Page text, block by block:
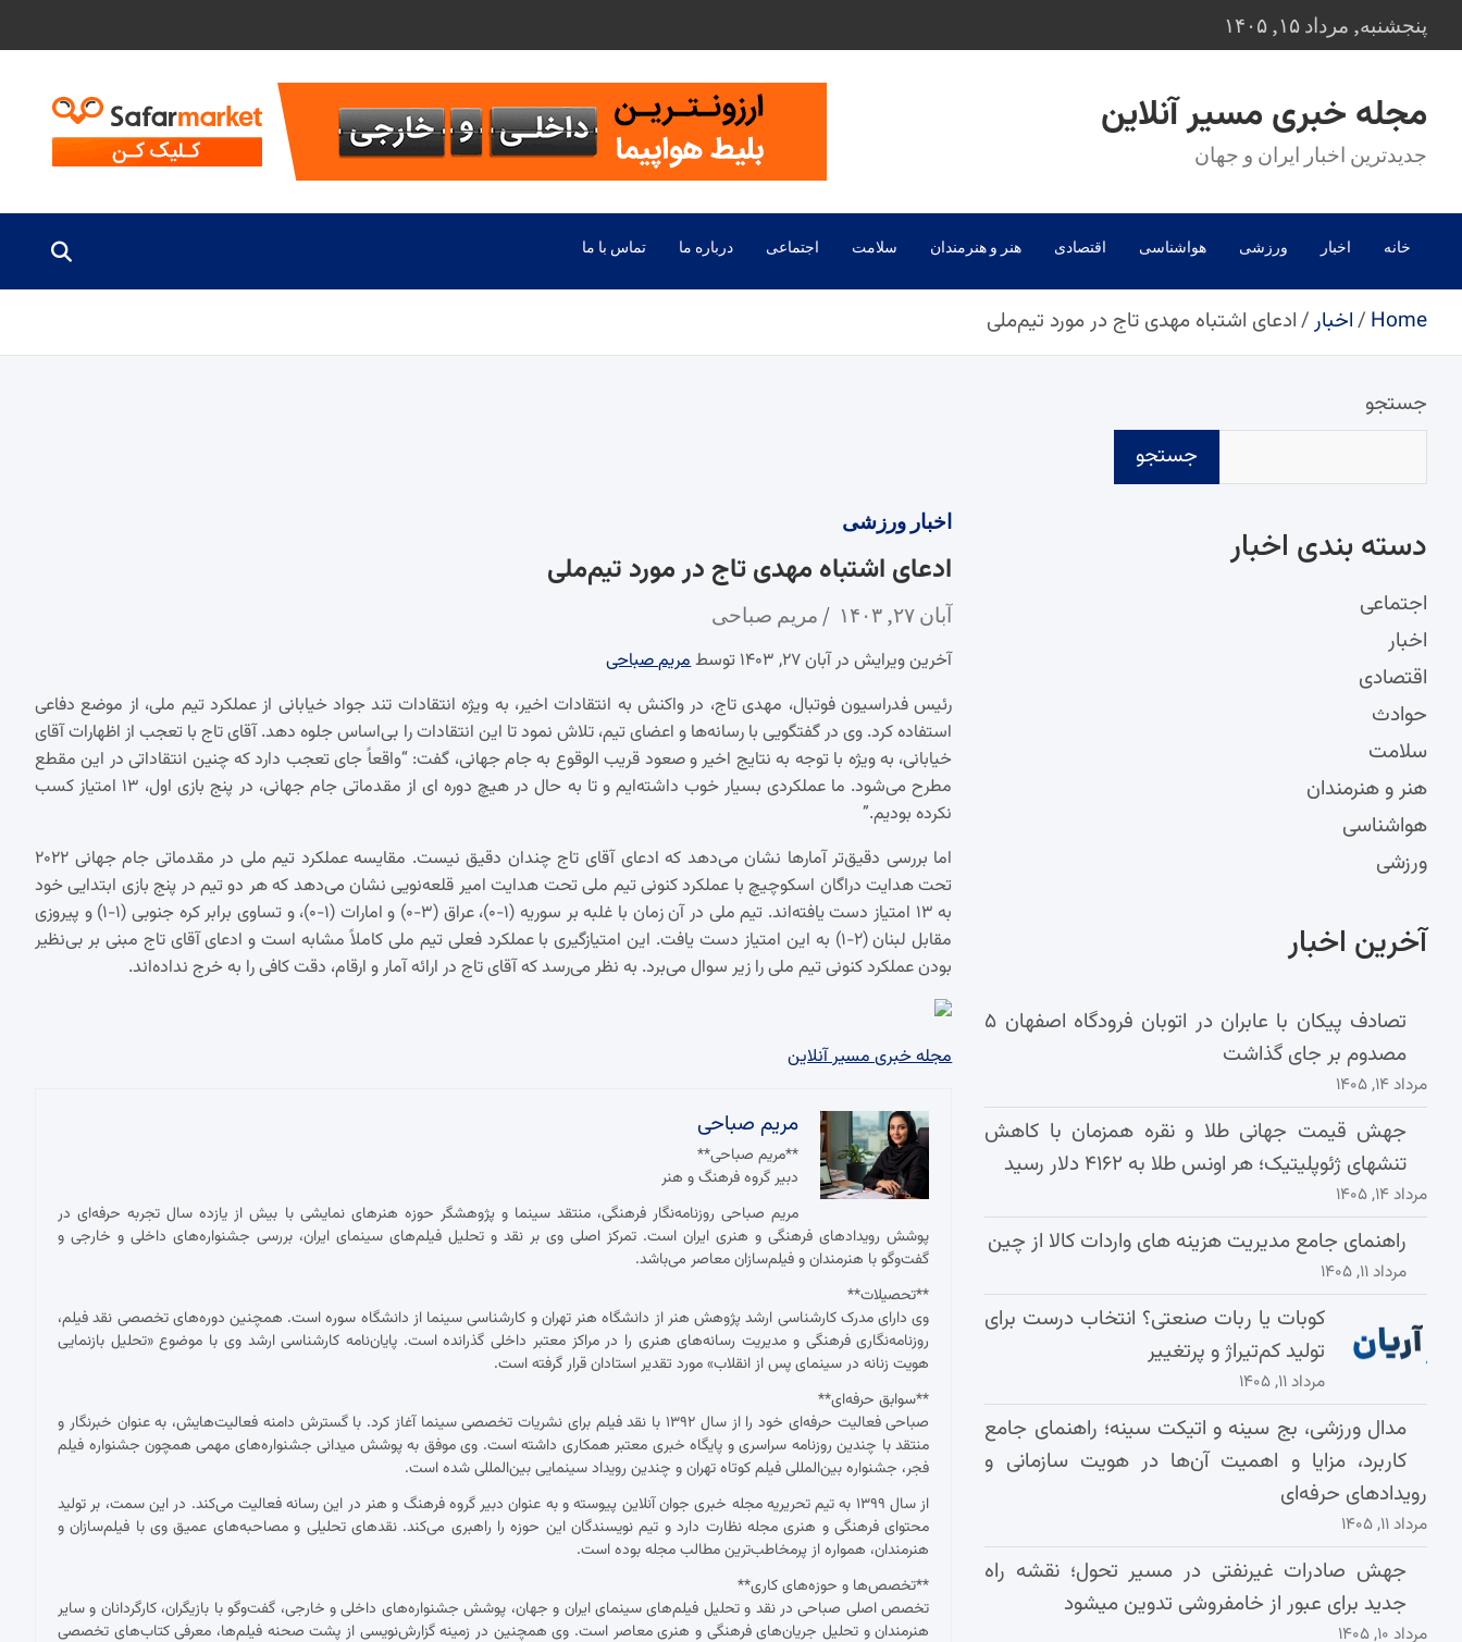
to
پنجشنبه, مرداد ۱۵, ۱۴۰۵
مجله خبری مسیر آنلاین
جدیدترین اخبار ایران و جهان
خانه اخبار ورزشی هواشناسی اقتصادی هنر و هنرمندان سلامت اجتماعی درباره ما تماس با ما
Home اخبار ادعای اشتباه مهدی تاج در مورد تیم‌ملی
اخبار ورزشی
ادعای اشتباه مهدی تاج در مورد تیم‌ملی
آبان ۲۷, ۱۴۰۳ مریم صباحی
آخرین ویرایش در آبان ۲۷, ۱۴۰۳ توسط
مریم صباحی
رئیس فدراسیون فوتبال، مهدی تاج، در واکنش به انتقادات اخیر، به ویژه انتقادات تند جواد خیابانی از عملکرد تیم ملی، از موضع دفاعی
استفاده کرد. وی در گفتگویی با رسانه‌ها و اعضای تیم، تلاش نمود تا این انتقادات را بی‌اساس جلوه دهد. آقای تاج با تعجب از اظهارات آقای
خیابانی، به ویژه با توجه به نتایج اخیر و صعود قریب الوقوع به جام جهانی، گفت: “واقعاً جای تعجب دارد که چنین انتقاداتی در این مقطع
مطرح می‌شود. ما عملکردی بسیار خوب داشته‌ایم و تا به حال در هیچ دوره ای از مقدماتی جام جهانی، در پنج بازی اول، ۱۳ امتیاز کسب
نکرده بودیم.”
اما بررسی دقیق‌تر آمارها نشان می‌دهد که ادعای آقای تاج چندان دقیق نیست. مقایسه عملکرد تیم ملی در مقدماتی جام جهانی ۲۰۲۲
تحت هدایت دراگان اسکوچیچ با عملکرد کنونی تیم ملی تحت هدایت امیر قلعه‌نویی نشان می‌دهد که هر دو تیم در پنج بازی ابتدایی خود
به ۱۳ امتیاز دست یافته‌اند. تیم ملی در آن زمان با غلبه بر سوریه (۱-۰)، عراق (۳-۰) و امارات (۱-۰)، و تساوی برابر کره جنوبی (۱-۱) و پیروزی
مقابل لبنان (۲-۱) به این امتیاز دست یافت. این امتیازگیری با عملکرد فعلی تیم ملی کاملاً مشابه است و ادعای آقای تاج مبنی بر بی‌نظیر
بودن عملکرد کنونی تیم ملی را زیر سوال می‌برد. به نظر می‌رسد که آقای تاج در ارائه آمار و ارقام، دقت کافی را به خرج نداده‌اند.
مجله خبری مسیر آنلاین
مریم صباحی
**مریم صباحی**
دبیر گروه فرهنگ و هنر
مریم صباحی روزنامه‌نگار فرهنگی، منتقد سینما و پژوهشگر حوزه هنرهای نمایشی با بیش از یازده سال تجربه حرفه‌ای در
پوشش رویدادهای فرهنگی و هنری ایران است. تمرکز اصلی وی بر نقد و تحلیل فیلم‌های سینمای ایران، بررسی جشنواره‌های داخلی و خارجی و
گفت‌وگو با هنرمندان و فیلم‌سازان معاصر می‌باشد.
**تحصیلات**
وی دارای مدرک کارشناسی ارشد پژوهش هنر از دانشگاه هنر تهران و کارشناسی سینما از دانشگاه سوره است. همچنین دوره‌های تخصصی نقد فیلم،
روزنامه‌نگاری فرهنگی و مدیریت رسانه‌های هنری را در مراکز معتبر داخلی گذرانده است. پایان‌نامه کارشناسی ارشد وی با موضوع «تحلیل بازنمایی
هویت زنانه در سینمای پس از انقلاب» مورد تقدیر استادان قرار گرفته است.
**سوابق حرفه‌ای**
صباحی فعالیت حرفه‌ای خود را از سال ۱۳۹۲ با نقد فیلم برای نشریات تخصصی سینما آغاز کرد. با گسترش دامنه فعالیت‌هایش، به عنوان خبرنگار و
منتقد با چندین روزنامه سراسری و پایگاه خبری معتبر همکاری داشته است. وی موفق به پوشش میدانی جشنواره‌های مهمی همچون جشنواره فیلم
فجر، جشنواره بین‌المللی فیلم کوتاه تهران و چندین رویداد سینمایی بین‌المللی شده است.
از سال ۱۳۹۹ به تیم تحریریه مجله خبری جوان آنلاین پیوسته و به عنوان دبیر گروه فرهنگ و هنر در این رسانه فعالیت می‌کند. در این سمت، بر تولید
محتوای فرهنگی و هنری مجله نظارت دارد و تیم نویسندگان این حوزه را راهبری می‌کند. نقدهای تحلیلی و مصاحبه‌های عمیق وی با فیلم‌سازان و
هنرمندان، همواره از پرمخاطب‌ترین مطالب مجله بوده است.
**تخصص‌ها و حوزه‌های کاری**
تخصص اصلی صباحی در نقد و تحلیل فیلم‌های سینمای ایران و جهان، پوشش جشنواره‌های داخلی و خارجی، گفت‌وگو با بازیگران، کارگردانان و سایر
هنرمندان و تحلیل جریان‌های فرهنگی و هنری معاصر است. وی همچنین در زمینه گزارش‌نویسی از پشت صحنه فیلم‌ها، معرفی کتاب‌های تخصصی
جستجو
جستجو
دسته‌ بندی اخبار
اجتماعی
اخبار
اقتصادی
حوادث
سلامت
هنر و هنرمندان
هواشناسی
ورزشی
آخرین اخبار
تصادف پیکان با عابران در اتوبان فرودگاه اصفهان ۵
مصدوم بر جای گذاشت
مرداد ۱۴, ۱۴۰۵
جهش قیمت جهانی طلا و نقره همزمان با کاهش
تنشهای ژئوپلیتیک؛ هر اونس طلا به ۴۱۶۲ دلار رسید
مرداد ۱۴, ۱۴۰۵
راهنمای جامع مدیریت هزینه‌ های واردات کالا از چین
مرداد ۱۱, ۱۴۰۵
کوبات یا ربات صنعتی؟ انتخاب درست برای
تولید کم‌تیراژ و پرتغییر
مرداد ۱۱, ۱۴۰۵
مدال ورزشی، بج سینه و اتیکت سینه؛ راهنمای جامع
کاربرد، مزایا و اهمیت آن‌ها در هویت سازمانی و
رویدادهای حرفه‌ای
مرداد ۱۱, ۱۴۰۵
جهش صادرات غیرنفتی در مسیر تحول؛ نقشه راه
جدید برای عبور از خامفروشی تدوین میشود
مرداد ۱۰, ۱۴۰۵